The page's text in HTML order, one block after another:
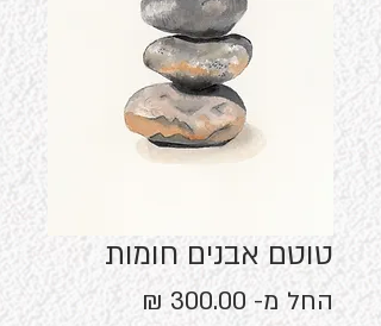
טוטם אבנים חומות
החל מ- 300.00 ₪
מחיר